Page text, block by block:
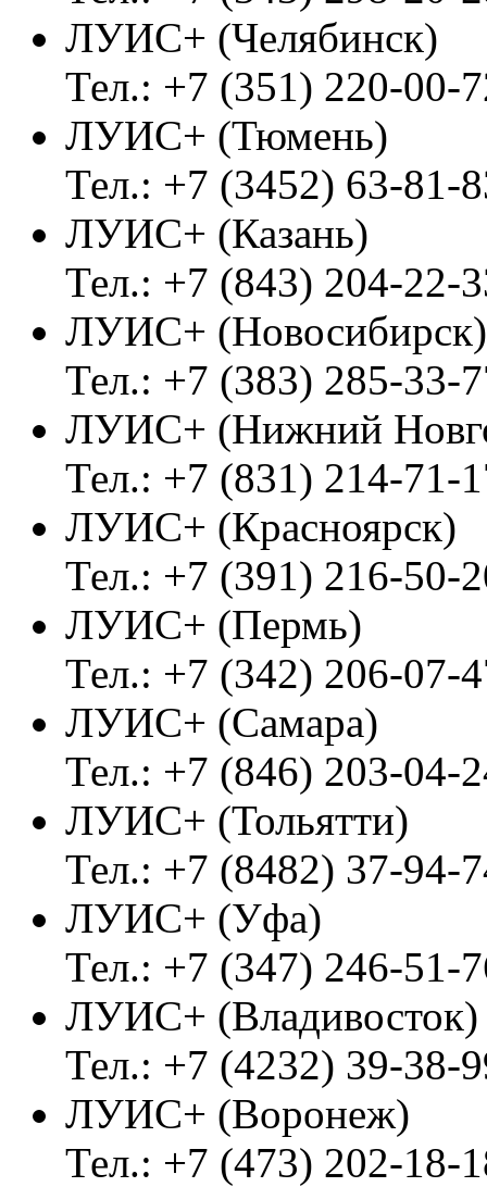
ЛУИС+ (Челябинск)
Тел.: +7 (351) 220-00-
ЛУИС+ (Тюмень)
Тел.: +7 (3452) 63-81-
ЛУИС+ (Казань)
Тел.: +7 (843) 204-22-
ЛУИС+ (Новосибирск)
Тел.: +7 (383) 285-33-
ЛУИС+ (Нижний
Тел.: +7 (831) 214-71-
ЛУИС+ (Красноярск)
Тел.: +7 (391) 216-50-
ЛУИС+ (Пермь)
Тел.: +7 (342) 206-07-
ЛУИС+ (Самара)
Тел.: +7 (846) 203-04-
ЛУИС+ (Тольятти)
Тел.: +7 (8482) 37-94-
ЛУИС+ (Уфа)
Тел.: +7 (347) 246-51-
ЛУИС+
Тел.: +7 (4232) 39-38-
ЛУИС+ (Воронеж)
Тел.: +7 (473) 202-18-